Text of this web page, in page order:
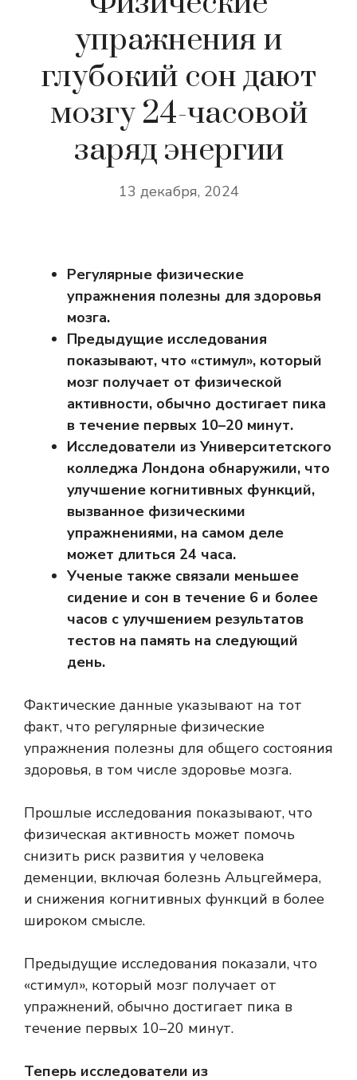
упражнения и
глубокий сон дают
мозгу 24-часовой
заряд энергии
13 декабря, 2024
Регулярные физические
упражнения полезны для здоровья
мозга.
Предыдущие исследования
показывают, что «стимул», который
мозг получает от физической
активности, обычно достигает пика
в течение первых 10–20 минут.
Исследователи из Университетского
колледжа Лондона обнаружили, что
улучшение когнитивных функций,
вызванное физическими
упражнениями, на самом деле
может длиться 24 часа.
Ученые также связали меньшее
сидение и сон в течение 6 и более
часов с улучшением результатов
тестов на память на следующий
день.
Фактические данные указывают на тот
факт, что регулярные физические
упражнения полезны для общего состояния
здоровья, в том числе здоровье мозга.
Прошлые исследования показывают, что
физическая активность может помочь
снизить риск развития у человека
деменции, включая болезнь Альцгеймера,
и снижения когнитивных функций в более
широком смысле.
Предыдущие исследования показали, что
«стимул», который мозг получает от
упражнений, обычно достигает пика в
течение первых 10–20 минут.
Теперь исследователи из